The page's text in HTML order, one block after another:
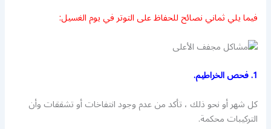
فيما يلي ثماني نصائح للحفاظ على التوتر في يوم الغسيل:
1. فحص الخراطيم.
كل شهر أو نحو ذلك ، تأكد من عدم وجود انتفاخات أو تشققات وأن
التركيبات محكمة.